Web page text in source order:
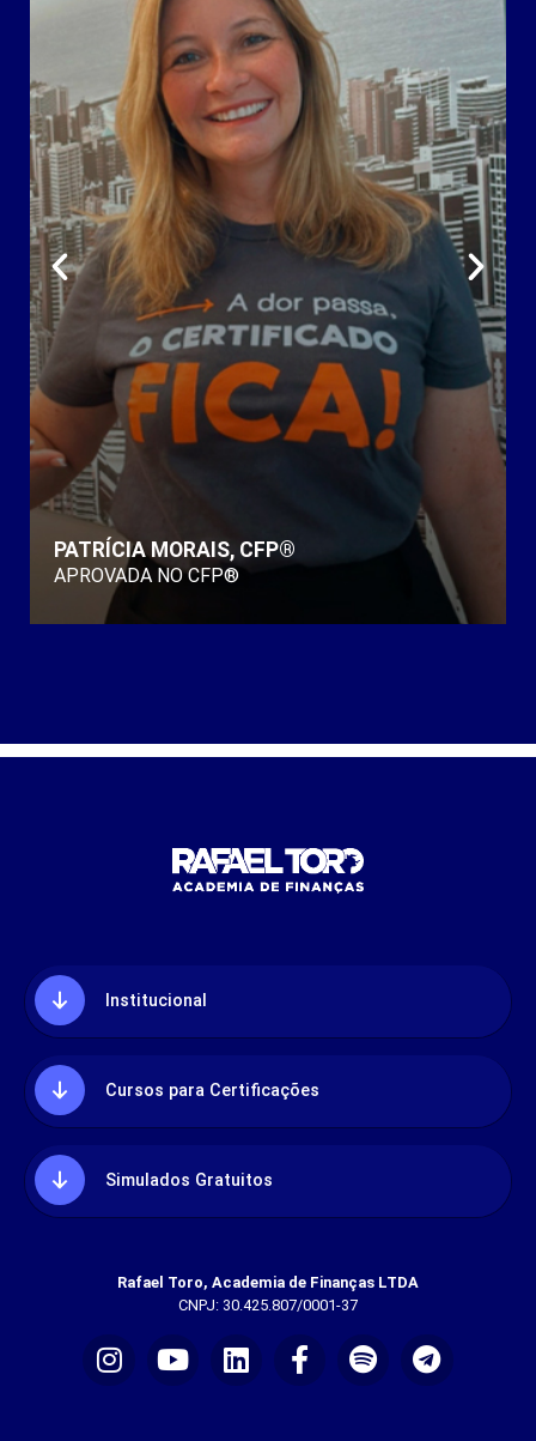
PATRÍCIA MORAIS, CFP®
APROVADA NO CFP®
Institucional
Cursos para Certificações
Simulados Gratuitos
Rafael Toro, Academia de Finanças LTDA
CNPJ: 30.425.807/0001-37